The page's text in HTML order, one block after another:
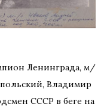
Ленинграда, м/
Владимир
СССР в беге на